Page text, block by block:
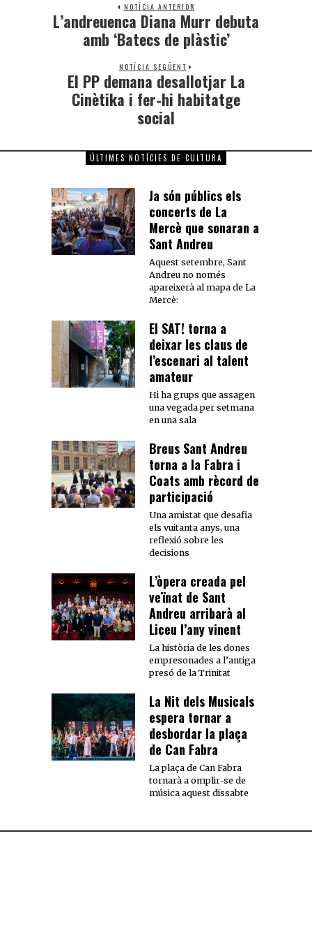
NOTÍCIA ANTERIOR
L’andreuenca Diana Murr debuta
amb ‘Batecs de plàstic’
NOTÍCIA SEGÜENT
El PP demana desallotjar La
Cinètika i fer-hi habitatge
social
ÚLTIMES NOTÍCIES DE CULTURA
Ja són públics els
concerts de La
Mercè que sonaran a
Sant Andreu
Aquest setembre, Sant
Andreu no només
apareixerà al mapa de La
Mercè:
El SAT! torna a
deixar les claus de
l’escenari al talent
amateur
Hi ha grups que assagen
una vegada per setmana
en una sala
Breus Sant Andreu
torna a la Fabra i
Coats amb rècord de
participació
Una amistat que desafia
els vuitanta anys, una
reflexió sobre les
decisions
L’òpera creada pel
veïnat de Sant
Andreu arribarà al
Liceu l’any vinent
La història de les dones
empresonades a l’antiga
presó de la Trinitat
La Nit dels Musicals
espera tornar a
desbordar la plaça
de Can Fabra
La plaça de Can Fabra
tornarà a omplir-se de
música aquest dissabte